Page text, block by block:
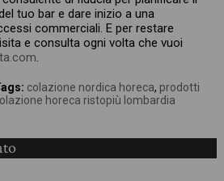
tuo bar e dare inizio a una
commerciali. E per restare
e consulta ogni volta che vuoi
.
colazione nordica horeca, prodotti
horeca ristopiù lombardia